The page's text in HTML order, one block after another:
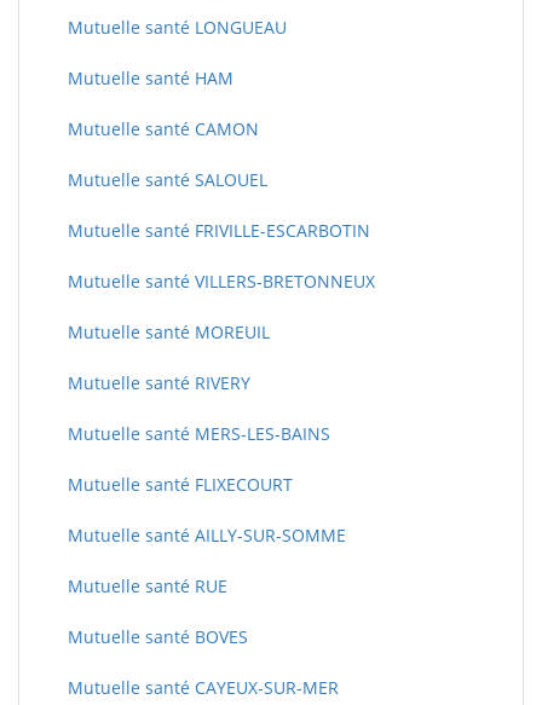
Mutuelle santé LONGUEAU
Mutuelle santé HAM
Mutuelle santé CAMON
Mutuelle santé SALOUEL
Mutuelle santé FRIVILLE-ESCARBOTIN
Mutuelle santé VILLERS-BRETONNEUX
Mutuelle santé MOREUIL
Mutuelle santé RIVERY
Mutuelle santé MERS-LES-BAINS
Mutuelle santé FLIXECOURT
Mutuelle santé AILLY-SUR-SOMME
Mutuelle santé RUE
Mutuelle santé BOVES
Mutuelle santé CAYEUX-SUR-MER